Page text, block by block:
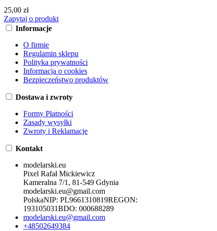
25,00 zł
Zapytaj o produkt
Informacje
O firmie
Regulamin sklepu
Polityka prywatności
Informacja o cookies
Bezpieczeństwo produktów
Dostawa i zwroty
Formy Płatności
Zasady wysyłki
Zwroty i Reklamacje
Kontakt
modelarski.eu
Pixel Rafał Mickiewicz
Kameralna 7/1, 81-549 Gdynia
modelarski.eu@gmail.com
PolskaNIP: PL9661310819REGON:
193105031BDO: 000688289
modelarski.eu@gmail.com
+48502649384